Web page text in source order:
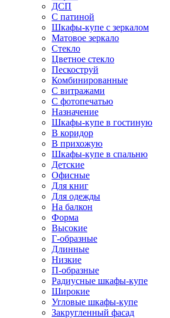
ДСП
С патиной
Шкафы-купе с зеркалом
Матовое зеркало
Стекло
Цветное стекло
Пескоструй
Комбинированные
С витражами
С фотопечатью
Назначение
Шкафы-купе в гостиную
В коридор
В прихожую
Шкафы-купе в спальню
Детские
Офисные
Для книг
Для одежды
На балкон
Форма
Высокие
Г-образные
Длинные
Низкие
П-образные
Радиусные шкафы-купе
Широкие
Угловые шкафы-купе
Закругленный фасад